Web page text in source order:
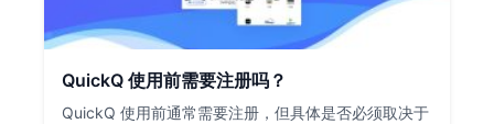
QuickQ 使用前需要注册吗？
QuickQ 使用前通常需要注册，但具体是否必须取决于